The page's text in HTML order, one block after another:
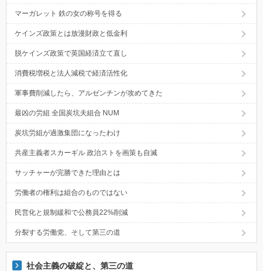
マーガレット 鉄の女の称号を得る
ケインズ政策とは放漫財政と低金利
脱ケインズ政策で英国経済立て直し
消費税増税と法人減税で経済活性化
軍事費削減したら、アルゼンチンが攻めてきた
最凶の労組 全国炭坑夫組合 NUM
炭坑労組が過激集団になったわけ
共産主義者スカーギル 政治ストを画策も自滅
サッチャーが完勝できた理由とは
労働者の権利は組合のものではない
民営化と規制緩和で公務員22%削減
分裂する労働党、そして第三の道
社会主義の破綻と、第三の道